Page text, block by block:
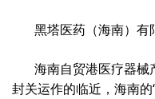
黑塔医药（海南）有
海南自贸港医疗器械
封关运作的临近，海南